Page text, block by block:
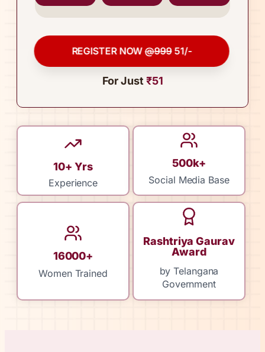
REGISTER NOW@999 51/-
For Just ₹51
10+ Yrs
Experience
500k+
Social Media Base
16000+
Women Trained
Rashtriya Gaurav
Award
by Telangana
Government